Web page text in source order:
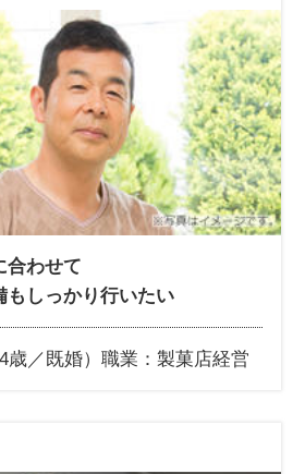
合わせて
もしっかり行いたい
／既婚） 職業：製菓店経営